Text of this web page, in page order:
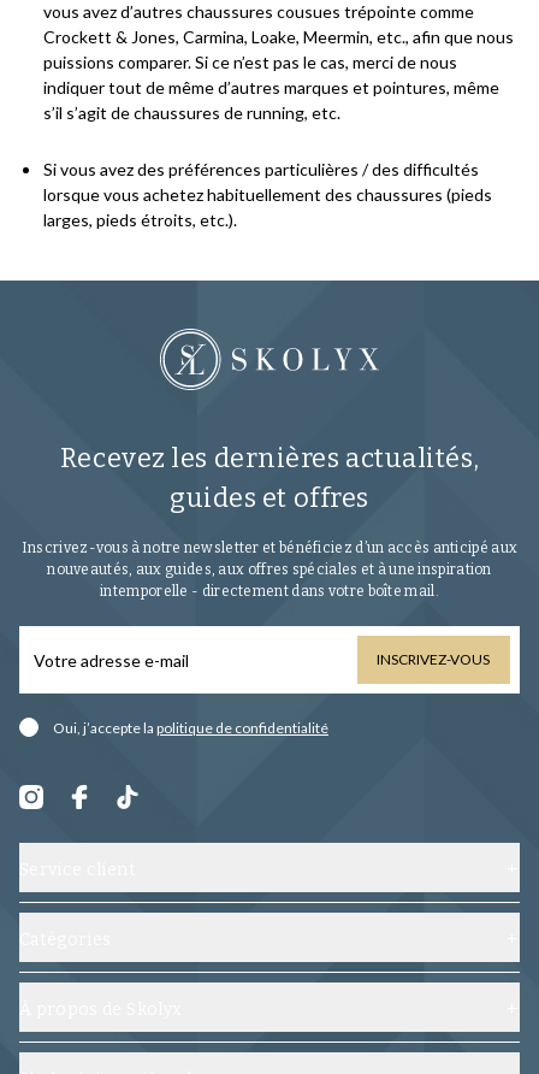
vous avez d’autres chaussures cousues trépointe comme
Crockett & Jones, Carmina, Loake, Meermin, etc., afin que nous
puissions comparer. Si ce n’est pas le cas, merci de nous
indiquer tout de même d’autres marques et pointures, même
s’il s’agit de chaussures de running, etc.
Si vous avez des préférences particulières / des difficultés
lorsque vous achetez habituellement des chaussures (pieds
larges, pieds étroits, etc.).
Recevez les dernières actualités,
guides et offres
Inscrivez-vous à notre newsletter et bénéficiez d’un accès anticipé aux
nouveautés, aux guides, aux offres spéciales et à une inspiration
intemporelle - directement dans votre boîte mail.
INSCRIVEZ-VOUS
Oui, j’accepte la politique de confidentialité
Contactez-nous
Foire aux questions
Suivez votre commande
Chaussures
Soin chaussures
À propos de nous